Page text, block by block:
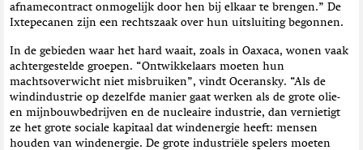
afnamecontract onmogelijk door hen bij elkaar te brengen.” De
Ixtepecanen zijn een rechtszaak over hun uitsluiting begonnen.
In de gebieden waar het hard waait, zoals in Oaxaca, wonen vaak
achtergestelde groepen. “Ontwikkelaars moeten hun
machtsoverwicht niet misbruiken”, vindt Oceransky. “Als de
windindustrie op dezelfde manier gaat werken als de grote olie-
en mijnbouwbedrijven en de nucleaire industrie, dan vernietigt
ze het grote sociale kapitaal dat windenergie heeft: mensen
houden van windenergie. De grote industriële spelers moeten